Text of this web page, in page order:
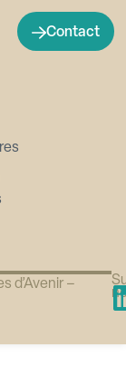
Contact
d’Avenir –